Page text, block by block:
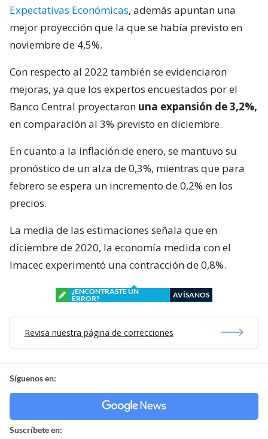
Expectativas Económicas, además apuntan una
mejor proyección que la que se había previsto en
noviembre de 4,5%.
Con respecto al 2022 también se evidenciaron
mejoras, ya que los expertos encuestados por el
Banco Central proyectaron una expansión de 3,2%,
en comparación al 3% previsto en diciembre.
En cuanto a la inflación de enero, se mantuvo su
pronóstico de un alza de 0,3%, mientras que para
febrero se espera un incremento de 0,2% en los
precios.
La media de las estimaciones señala que en
diciembre de 2020, la economía medida con el
Imacec experimentó una contracción de 0,8%.
¿ENCONTRASTE UN
ERROR?
AVÍSANOS
Revisa nuestra página de correcciones
Síguenos en:
Suscríbete en: